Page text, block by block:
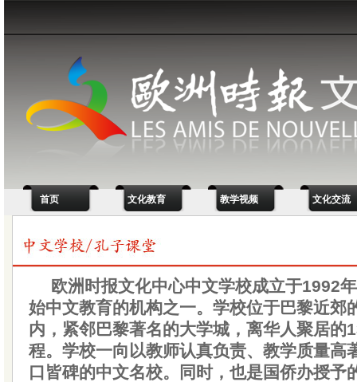
首页 文化教育 教学视频 文化交流
欧洲时报文化中心中文学校成立于1992
始中文教育的机构之一。学校位于巴黎近郊
内，紧邻巴黎著名的大学城，离华人聚居的
程。学校一向以教师认真负责、教学质量高
口皆碑的中文名校。同时，也是国侨办授予